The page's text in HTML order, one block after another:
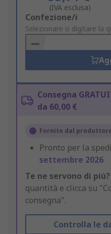
(IVA esclusa)
Add
to
Basket
Confezione/i
Selezionare o digitare la
Consegna
da 60,00 €
Fornito dal
Pronto per la
settembre 2026
Te ne servono di più?
quantità e clicca su
consegna".
Controlla le